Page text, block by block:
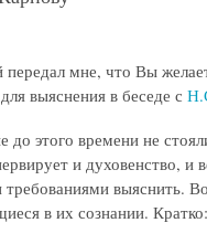
мне, что Вы
выяснения в беседе с
этого времени не
и духовенство, и
выяснить.
в их сознании. Кратко: